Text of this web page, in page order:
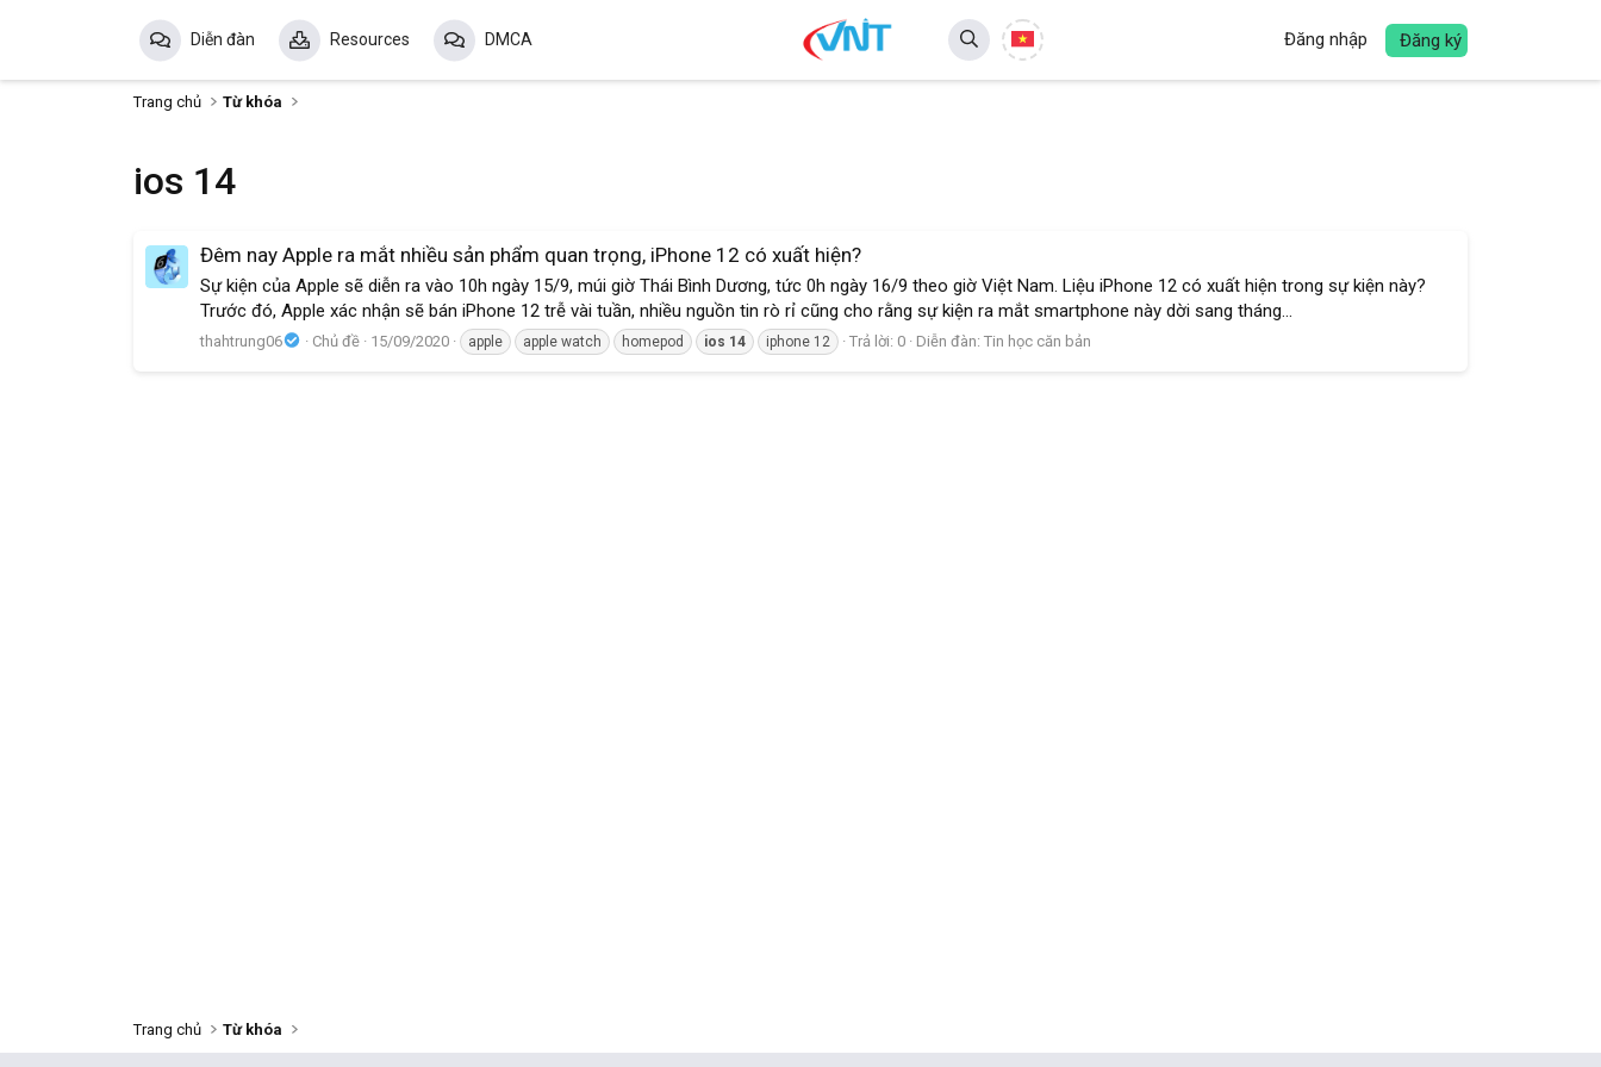
Diễn đàn Resources DMCA Đăng nhập Đăng ký
Trang chủ Từ khóa
ios 14
Đêm nay Apple ra mắt nhiều sản phẩm quan trọng, iPhone 12 có xuất hiện?
Sự kiện của Apple sẽ diễn ra vào 10h ngày 15/9, múi giờ Thái Bình Dương, tức 0h ngày 16/9 theo giờ Việt Nam. Liệu iPhone 12 có xuất hiện trong sự kiện này?
Trước đó, Apple xác nhận sẽ bán iPhone 12 trễ vài tuần, nhiều nguồn tin rò rỉ cũng cho rằng sự kiện ra mắt smartphone này dời sang tháng...
thahtrung06 Chủ đề 15/09/2020 apple apple watch homepod ios 14 iphone 12 Trả lời: 0 Diễn đàn:Tin học căn bản
Trang chủ Từ khóa